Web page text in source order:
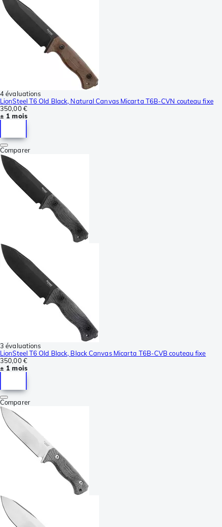
4 évaluations
LionSteel T6 Old Black, Natural Canvas Micarta T6B-CVN couteau fixe
350,00 €
± 1 mois
Comparer
3 évaluations
LionSteel T6 Old Black, Black Canvas Micarta T6B-CVB couteau fixe
350,00 €
± 1 mois
Comparer